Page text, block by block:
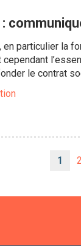
particulier la
le contrat
Page
1 2